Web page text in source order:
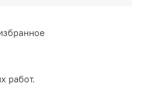
работ.